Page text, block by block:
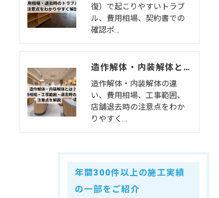
復）で起こりやすいトラブ
ル、費用相場、契約書での
確認ポ…
造作解体・内装解体とは？費用相場・工事範囲・退去時の注意点を解説
造作解体・内装解体の違
い、費用相場、工事範囲、
店舗退去時の注意点をわか
りやすく…
年間300件以上の施工実績
の一部をご紹介